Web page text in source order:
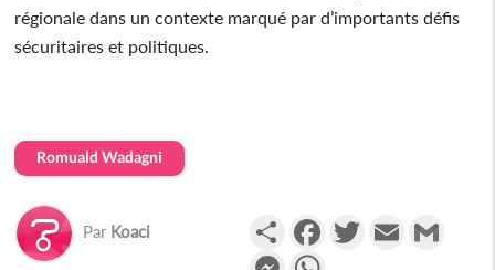
régionale dans un contexte marqué par d’importants défis
sécuritaires et politiques.
Romuald Wadagni
Par Koaci PartagerFacebookTwitterEmail
Messenger